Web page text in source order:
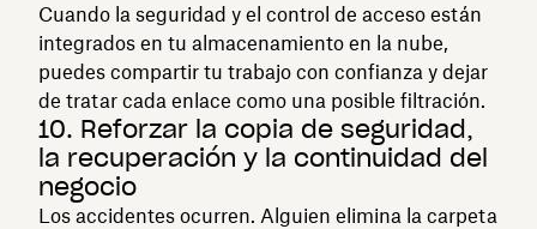
Cuando la seguridad y el control de acceso están
integrados en tu almacenamiento en la nube,
puedes compartir tu trabajo con confianza y dejar
de tratar cada enlace como una posible filtración.
10. Reforzar la copia de seguridad,
la recuperación y la continuidad del
negocio
Los accidentes ocurren. Alguien elimina la carpeta